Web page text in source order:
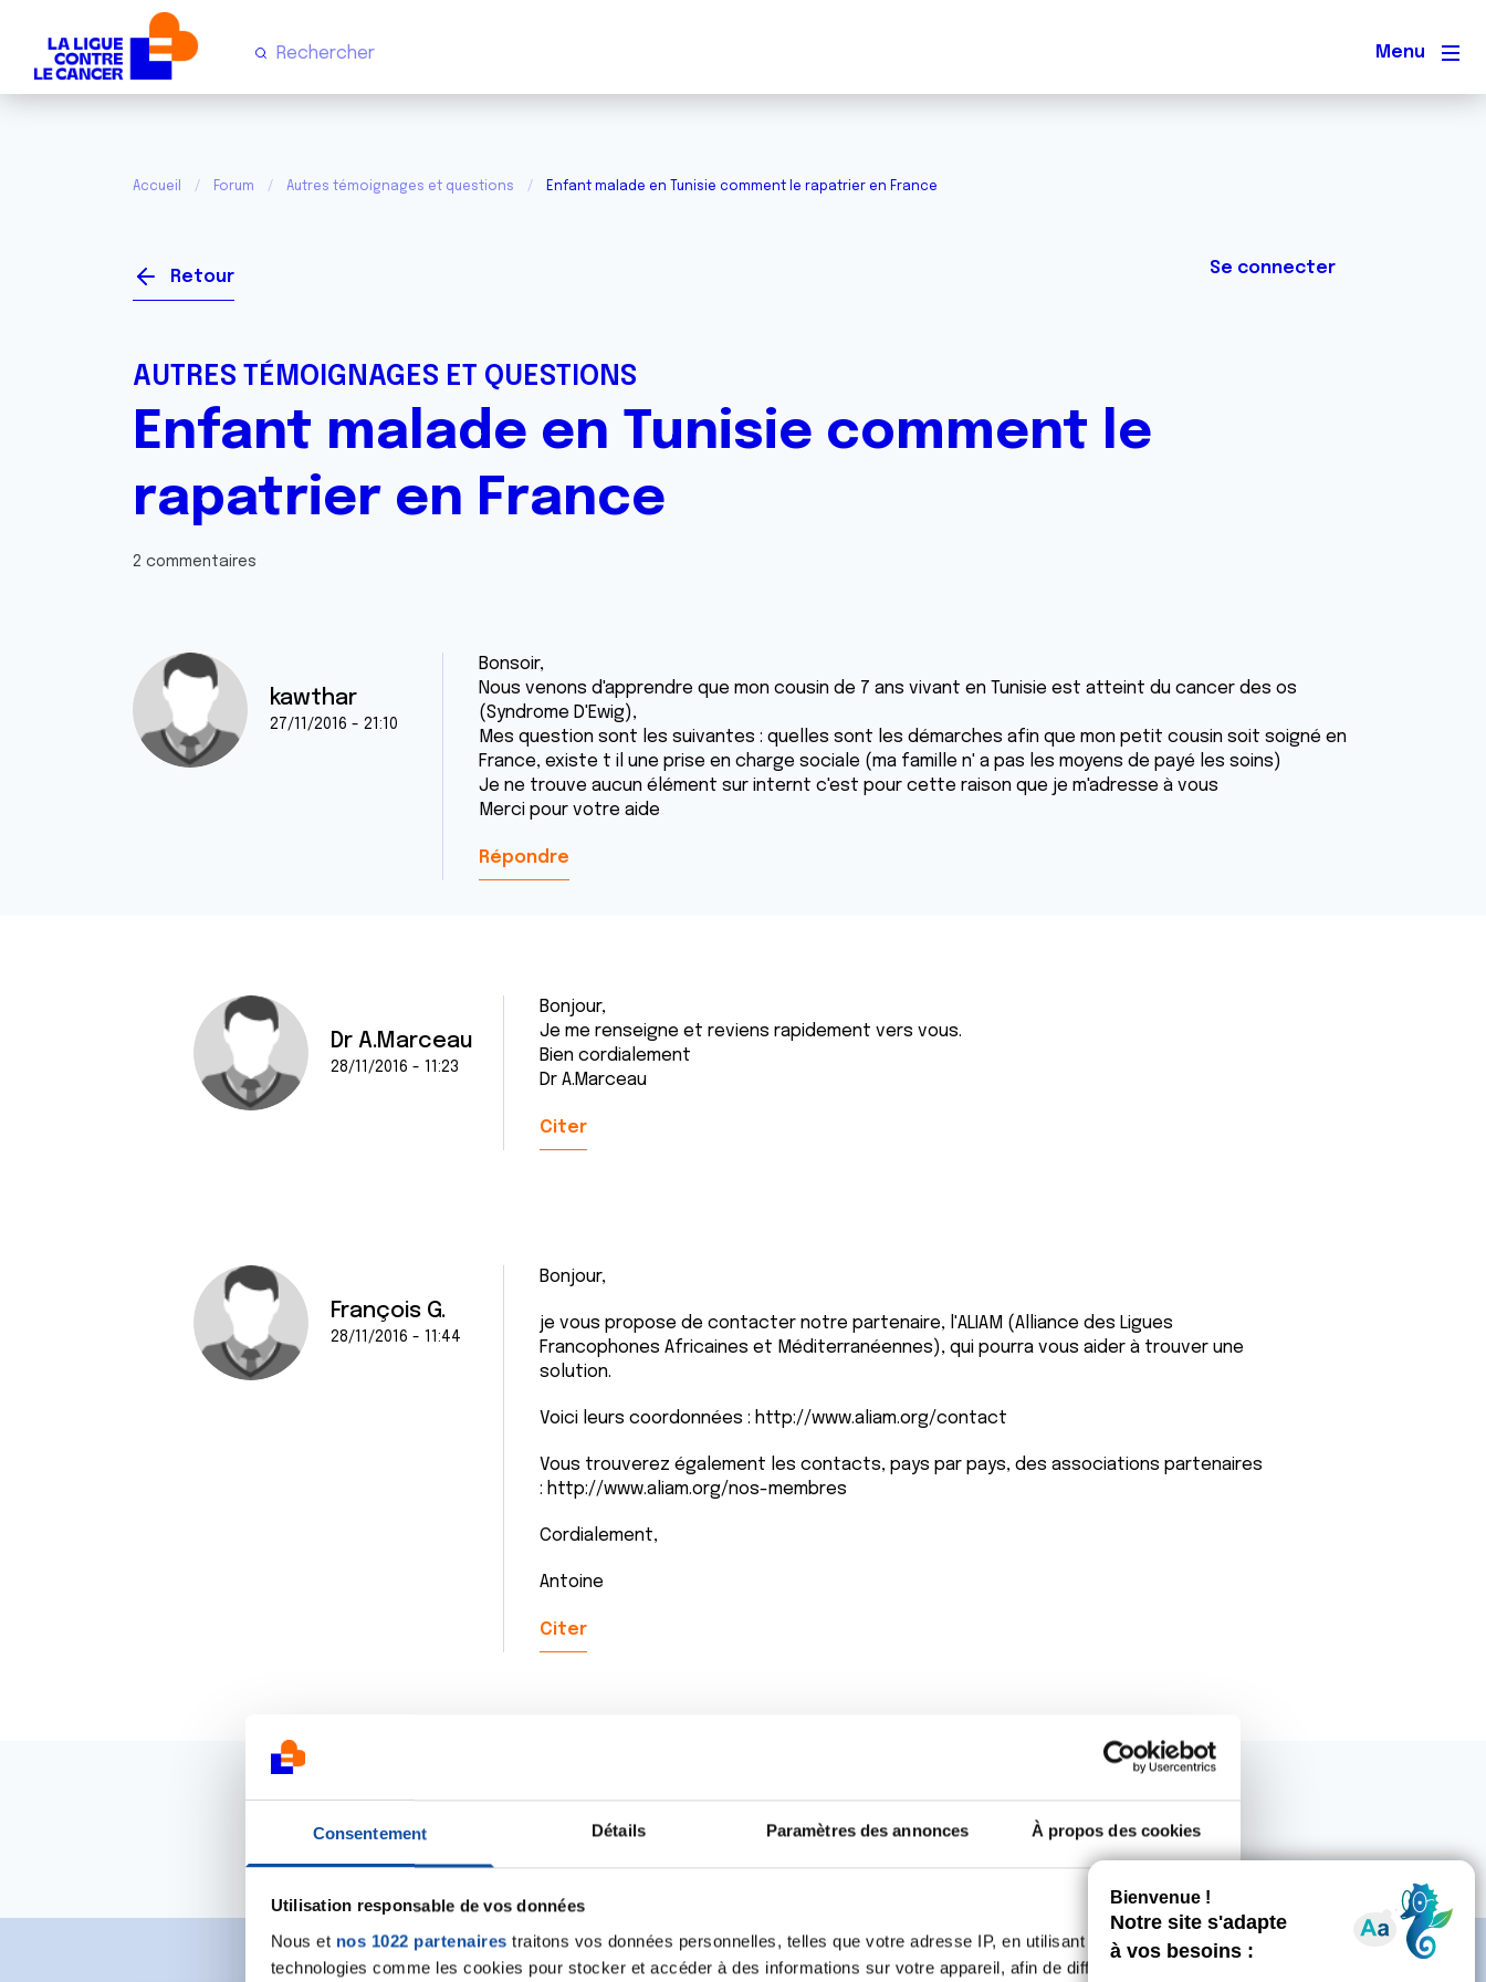
Consentement Détails Paramètres des annonces À propos des cookies
Utilisation responsable de vos données
Nous et nos 1022 partenaires traitons vos données personnelles, telles que votre adresse IP, en utilisant des
technologies comme les cookies pour stocker et accéder à des informations sur votre appareil, afin de diffuser des
Menu
Accueil Forum Autres témoignages et questions Enfant malade en Tunisie comment le rapatrier en France
Retour Se connecter
AUTRES TÉMOIGNAGES ET QUESTIONS
Enfant malade en Tunisie comment le
rapatrier en France
2 commentaires
kawthar
27/11/2016 - 21:10
Bonsoir,
Nous venons d'apprendre que mon cousin de 7 ans vivant en Tunisie est atteint du cancer des os
(Syndrome D'Ewig),
Mes question sont les suivantes : quelles sont les démarches afin que mon petit cousin soit soigné en
France, existe t il une prise en charge sociale (ma famille n' a pas les moyens de payé les soins)
Je ne trouve aucun élément sur internt c'est pour cette raison que je m'adresse à vous
Merci pour votre aide
Répondre
Dr A.Marceau
28/11/2016 - 11:23
Bonjour,
Je me renseigne et reviens rapidement vers vous.
Bien cordialement
Dr A.Marceau
Citer
François G.
28/11/2016 - 11:44
Bonjour,
je vous propose de contacter notre partenaire, l'ALIAM (Alliance des Ligues
Francophones Africaines et Méditerranéennes), qui pourra vous aider à trouver une
solution.
Voici leurs coordonnées : http://www.aliam.org/contact
Vous trouverez également les contacts, pays par pays, des associations partenaires
: http://www.aliam.org/nos-membres
Cordialement,
Antoine
Citer